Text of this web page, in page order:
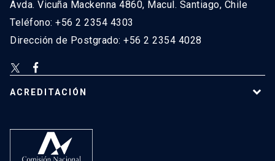
Avda. Vicuña Mackenna 4860, Macul. Santiago, Chile
Teléfono: +56 2 2354 4303
Dirección de Postgrado: +56 2 2354 4028
ACREDITACIÓN